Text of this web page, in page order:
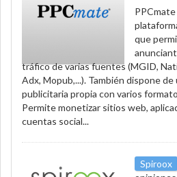
que
tráfico de varias fuentes (MGID,
Adx, Mopub,...). También dispone
publicitaria propia con varios
Permite monetizar sitios web,
cuentas social...
Spiroox